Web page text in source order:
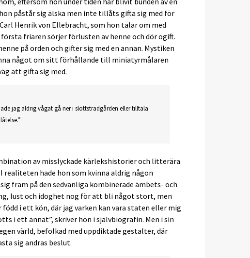
påstår sig älska men inte tillåts gifta sig med för
Henrik von Ellebracht, som hon talar om med
friaren sörjer förlusten av henne och dör ogift.
på orden och gifter sig med en annan. Mystiken
något om sitt förhållande till miniatyrmålaren
att gifta sig med.
jag aldrig vågat gå ner i slottsträdgården eller tilltala
av misslyckade kärlekshistorier och litterära
hade hon som kvinna aldrig någon
fram på den sedvanliga kombinerade ämbets- och
lust och idoghet nog för att bli något stort, men
i ett kön, där jag varken kan vara staten eller mig
i ett annat”, skriver hon i självbiografin. Men i sin
värld, befolkad med uppdiktade gestalter, där
sig andras beslut.